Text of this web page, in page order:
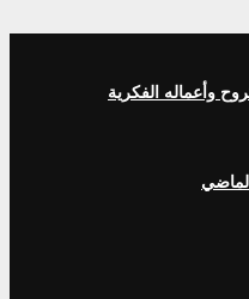
وأعماله الفكرية